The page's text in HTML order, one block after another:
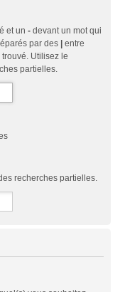
et un - devant un mot qui
par des
entre
Utilisez le
partielles.
recherches partielles.